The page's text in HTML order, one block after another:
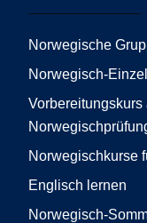
o
o
g
r
m
Norwegische
Norwegisch-
Norwegischkurse
Englisch lernen
Norwegisch-